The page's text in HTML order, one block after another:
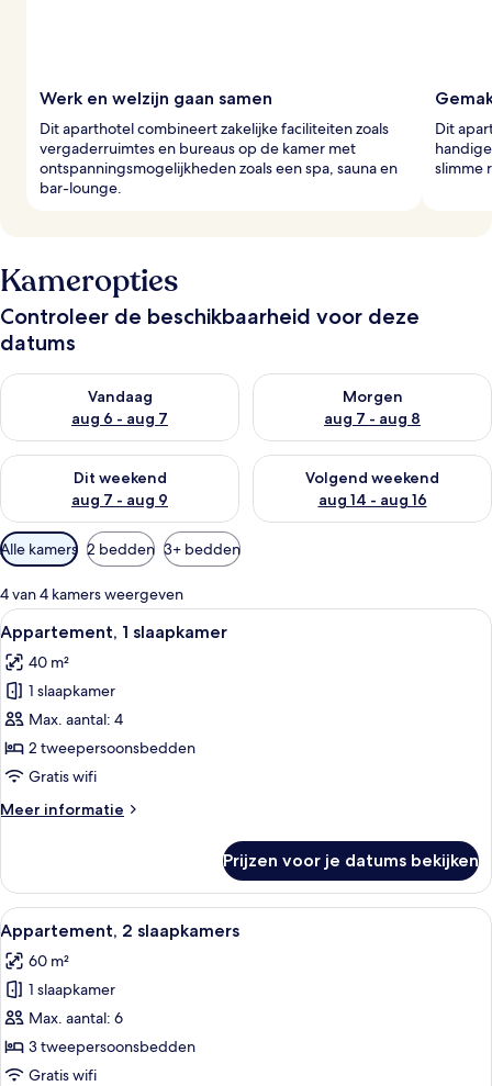
Werk en welzijn gaan samen
Dit aparthotel combineert zakelijke faciliteiten zoals
vergaderruimtes en bureaus op de kamer met
ontspanningsmogelijkheden zoals een spa, sauna en
bar-lounge.
Dit
slimme
Kameropties
Controleer de beschikbaarheid voor deze
datums
Vandaag
aug 6 - aug 7
De beschikbaarheid controleren voor vanavond aug 6 - aug 7
Morgen
aug 7 - aug 8
De beschikbaarheid
Dit weekend
aug 7 - aug 9
De beschikbaarheid controleren voor dit weekend aug 7 -
Volgend weekend
aug 14 - aug 16
De beschikbaarheid
Beschikbare
filters
voor
kamers
Alle kamers 2 bedden 3+ bedden
4 van 4 kamers weergeven
Alle
foto's
voor
Appartement,
1
slaapkamer
laden
Appartement, 1 slaapkamer | 1
8
Appartement, 1 slaapkamer
40 m²
1 slaapkamer
Max. aantal: 4
2 tweepersoonsbedden
Gratis wifi
Meer informatie
Meer
1
slaapkamer
Prijzen voor je datums bekijken
Alle
foto's
voor
Appartement,
2
slaapkamers
laden
Een hotelkamer met een bed, een
8
Appartement, 2 slaapkamers
60 m²
1 slaapkamer
Max. aantal: 6
3 tweepersoonsbedden
Gratis wifi